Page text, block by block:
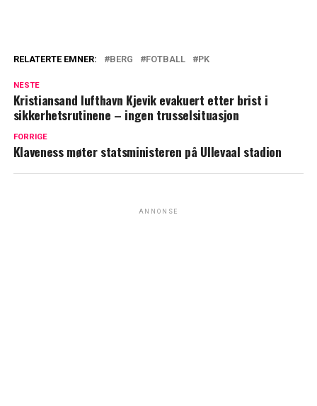
RELATERTE EMNER: BERG FOTBALL PK
NESTE
Kristiansand lufthavn Kjevik evakuert etter brist i
sikkerhetsrutinene – ingen trusselsituasjon
FORRIGE
Klaveness møter statsministeren på Ullevaal stadion
ANNONSE